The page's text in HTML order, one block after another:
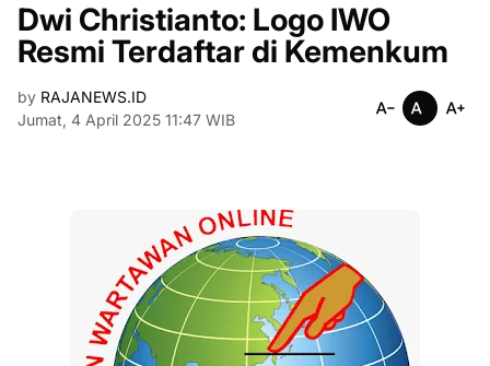
Dwi Christianto: Logo IWO
Resmi Terdaftar di Kemenkum
by RAJANEWS.ID
Jumat, 4 April 2025 11:47 WIB